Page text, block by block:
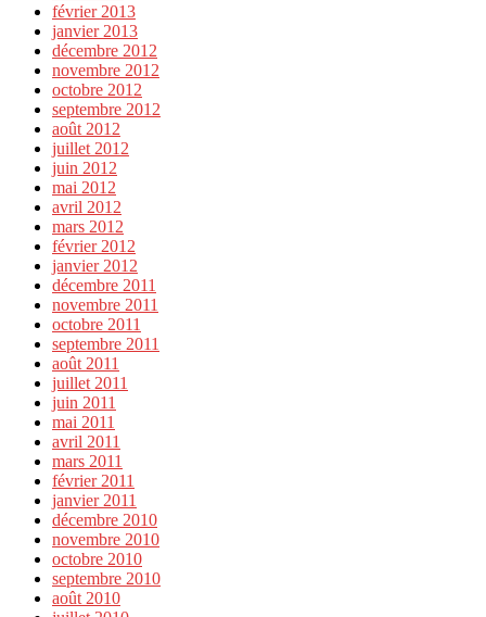
février 2013
janvier 2013
décembre 2012
novembre 2012
octobre 2012
septembre 2012
août 2012
juillet 2012
juin 2012
mai 2012
avril 2012
mars 2012
février 2012
janvier 2012
décembre 2011
novembre 2011
octobre 2011
septembre 2011
août 2011
juillet 2011
juin 2011
mai 2011
avril 2011
mars 2011
février 2011
janvier 2011
décembre 2010
novembre 2010
octobre 2010
septembre 2010
août 2010